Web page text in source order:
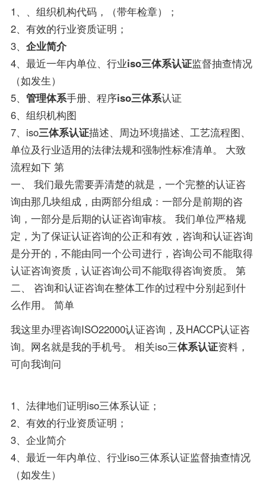
1、、组织机构代码，（带年检章）；
2、有效的行业资质证明；
3、 企业简介
4、最近一年内单位、行业iso三体系认证监督抽查情况
（如发生）
5、 管理体系手册、程序iso三体系认证
6、组织机构图
7、iso三体系认证描述、周边环境描述、工艺流程图、
单位及行业适用的法律法规和强制性标准清单。 大致
流程如下 第
一、 我们最先需要弄清楚的就是，一个完整的认证咨
询由那几块组成，由两部分组成：一部分是前期的咨
询，一部分是后期的认证咨询审核。 我们单位严格规
定，为了保证认证咨询的公正和有效，咨询和认证咨询
是分开的，不能由同一个公司进行，咨询公司不能取得
认证咨询资质，认证咨询公司不能取得咨询资质。 第
二、 咨询和认证咨询在整体工作的过程中分别起到什
么作用。 简单
我这里办理咨询ISO22000认证咨询，及HACCP认证咨
询。网名就是我的手机号。 相关iso三体系认证资料，
可向我询问
1、法律地们证明iso三体系认证；
2、有效的行业资质证明；
3、企业简介
4、最近一年内单位、行业iso三体系认证监督抽查情况
（如发生）